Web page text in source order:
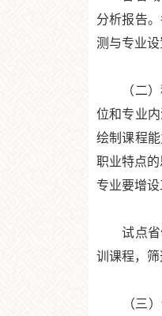
分析报告
测与专业设
（二）科
位和专业
绘制课程
职业特点
专业要增
试点省份
训课程，筛
（三）优